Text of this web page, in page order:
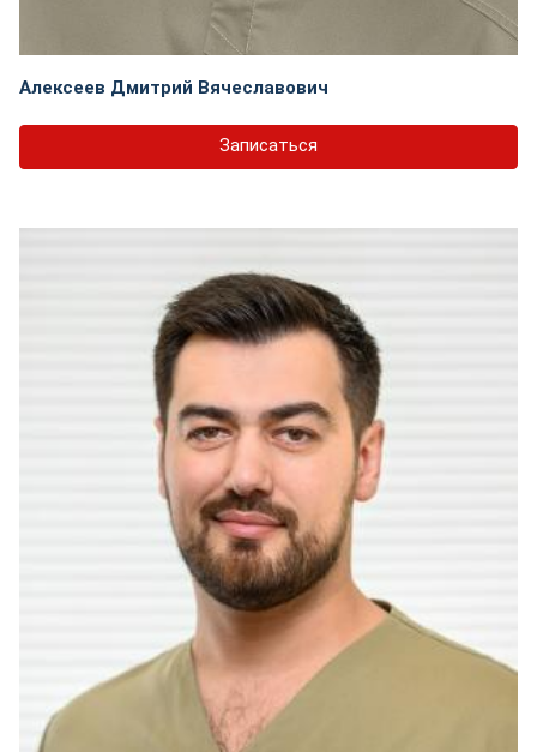
Алексеев Дмитрий Вячеславович
Записаться